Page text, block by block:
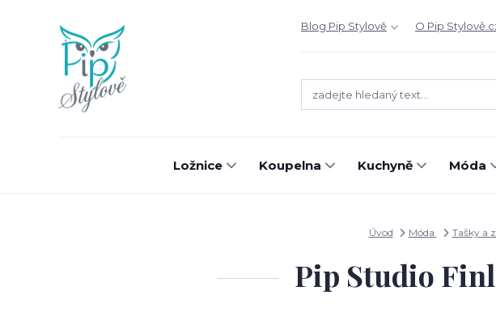
Blog Pip Stylově O Pip
Ložnice Koupelna Kuchyně Móda
Úvod Móda Tašky a
Pip Studio